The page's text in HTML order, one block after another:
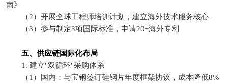
南》
（2）开展全球工程师培训计划，建立海外技术服务核心
（3）参与制定3项国际标准，申请20+海外专利
五、供应链国际化布局
1. 建立"双循环"采购体系
（1）国内：与宝钢签订硅钢片年度框架协议，成本降低8%